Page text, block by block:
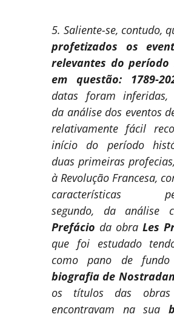
5. Saliente-se, contudo,
profetizados os
relevantes do período
em questão: 1789-
datas foram inferidas,
da análise dos eventos
relativamente fácil
início do período
duas primeiras
à Revolução Francesa,
características
segundo, da análise
Prefácio da obra Les
que foi estudado
como pano de
biografia de
os títulos das
encontravam na sua